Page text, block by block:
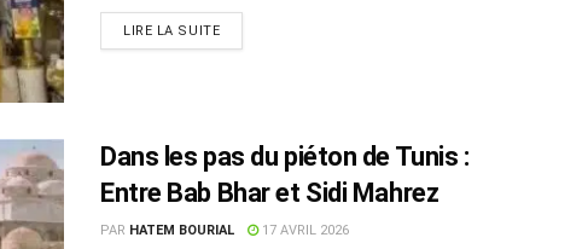
LIRE LA SUITE
Dans les pas du piéton de Tunis :
Entre Bab Bhar et Sidi Mahrez
PAR HATEM BOURIAL 17 AVRIL 2026